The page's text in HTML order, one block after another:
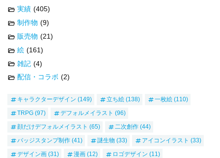
実績 (405)
制作物 (9)
販売物 (21)
絵 (161)
雑記 (4)
配信・コラボ (2)
キャラクターデザイン (149) 立ち絵 (138) 一枚絵 (110)
TRPG (97) デフォルメイラスト (96)
顔だけデフォルメイラスト (65) 二次創作 (44)
バッジスタンプ制作 (41) 謎生物 (33) アイコンイラスト (33)
デザイン画 (31) 漫画 (12) ロゴデザイン (11)